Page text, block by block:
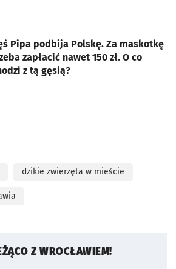
Pipa podbija Polskę. Za maskotkę
zapłacić nawet 150 zł. O co
z tą gęsią?
karcie
dzikie zwierzęta w mieście
Z WROCŁAWIEM!